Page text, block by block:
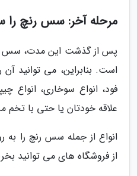
مرحله آخر: سس رنچ را
پس از گذشت این مدت، سس
است. بنابراین، می توانید آن
فود، انواع سوخاری، انواع
علاقه خودتان یا حتی با تخم
انواع از جمله سس رنچ را
از فروشگاه های می توانید